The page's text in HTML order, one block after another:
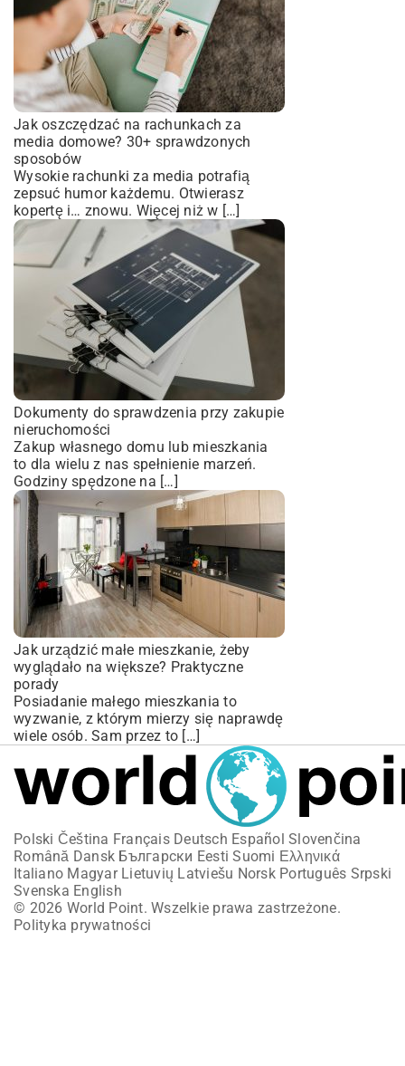
Jak oszczędzać na rachunkach za
media domowe? 30+ sprawdzonych
sposobów
Wysokie rachunki za media potrafią
zepsuć humor każdemu. Otwierasz
kopertę i… znowu. Więcej niż w […]
Dokumenty do sprawdzenia przy zakupie
nieruchomości
Zakup własnego domu lub mieszkania
to dla wielu z nas spełnienie marzeń.
Godziny spędzone na […]
Jak urządzić małe mieszkanie, żeby
wyglądało na większe? Praktyczne
porady
Posiadanie małego mieszkania to
wyzwanie, z którym mierzy się naprawdę
wiele osób. Sam przez to […]
Polski Čeština Français Deutsch Español Slovenčina
Română Dansk Български Eesti Suomi Ελληνικά
Italiano Magyar Lietuvių Latviešu Norsk Português Srpski
Svenska English
© 2026 World Point. Wszelkie prawa zastrzeżone.
Polityka prywatności